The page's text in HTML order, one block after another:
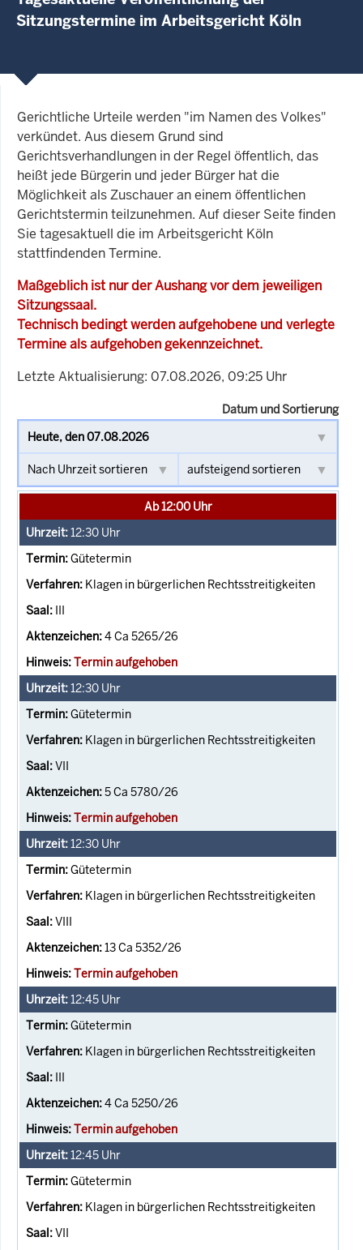
Sitzungstermine im Arbeitsgericht Köln
Gerichtliche Urteile werden "im Namen des Volkes"
verkündet. Aus diesem Grund sind
Gerichtsverhandlungen in der Regel öffentlich, das
heißt jede Bürgerin und jeder Bürger hat die
Möglichkeit als Zuschauer an einem öffentlichen
Gerichtstermin teilzunehmen. Auf dieser Seite finden
Sie tagesaktuell die im Arbeitsgericht Köln
stattfindenden Termine.
Maßgeblich ist nur der Aushang vor dem jeweiligen
Sitzungssaal.
Technisch bedingt werden aufgehobene und verlegte
Termine als aufgehoben gekennzeichnet.
Letzte Aktualisierung: 07.08.2026, 09:25 Uhr
Datum und Sortierung
Ab 12:00 Uhr
12:30 Uhr
Gütetermin
Klagen in bürgerlichen Rechtsstreitigkeiten
III
4 Ca 5265/26
Termin aufgehoben
12:30 Uhr
Gütetermin
Klagen in bürgerlichen Rechtsstreitigkeiten
VII
5 Ca 5780/26
Termin aufgehoben
12:30 Uhr
Gütetermin
Klagen in bürgerlichen Rechtsstreitigkeiten
VIII
13 Ca 5352/26
Termin aufgehoben
12:45 Uhr
Gütetermin
Klagen in bürgerlichen Rechtsstreitigkeiten
III
4 Ca 5250/26
Termin aufgehoben
12:45 Uhr
Gütetermin
Klagen in bürgerlichen Rechtsstreitigkeiten
VII